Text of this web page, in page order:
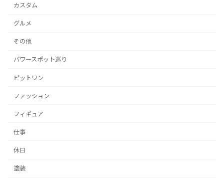
カスタム
グルメ
その他
パワースポット巡り
ピットワン
ファッション
フィギュア
仕事
休日
塗装